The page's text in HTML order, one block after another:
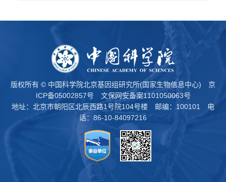
版权所有 © 中国科学院北京基因组研究所(国家生物信息中心) 京
ICP备05002857号
文保网安备案1101050063号
地址：北京市朝阳区北辰西路1号院104号楼 邮编：100101 电
话：86-10-84097216